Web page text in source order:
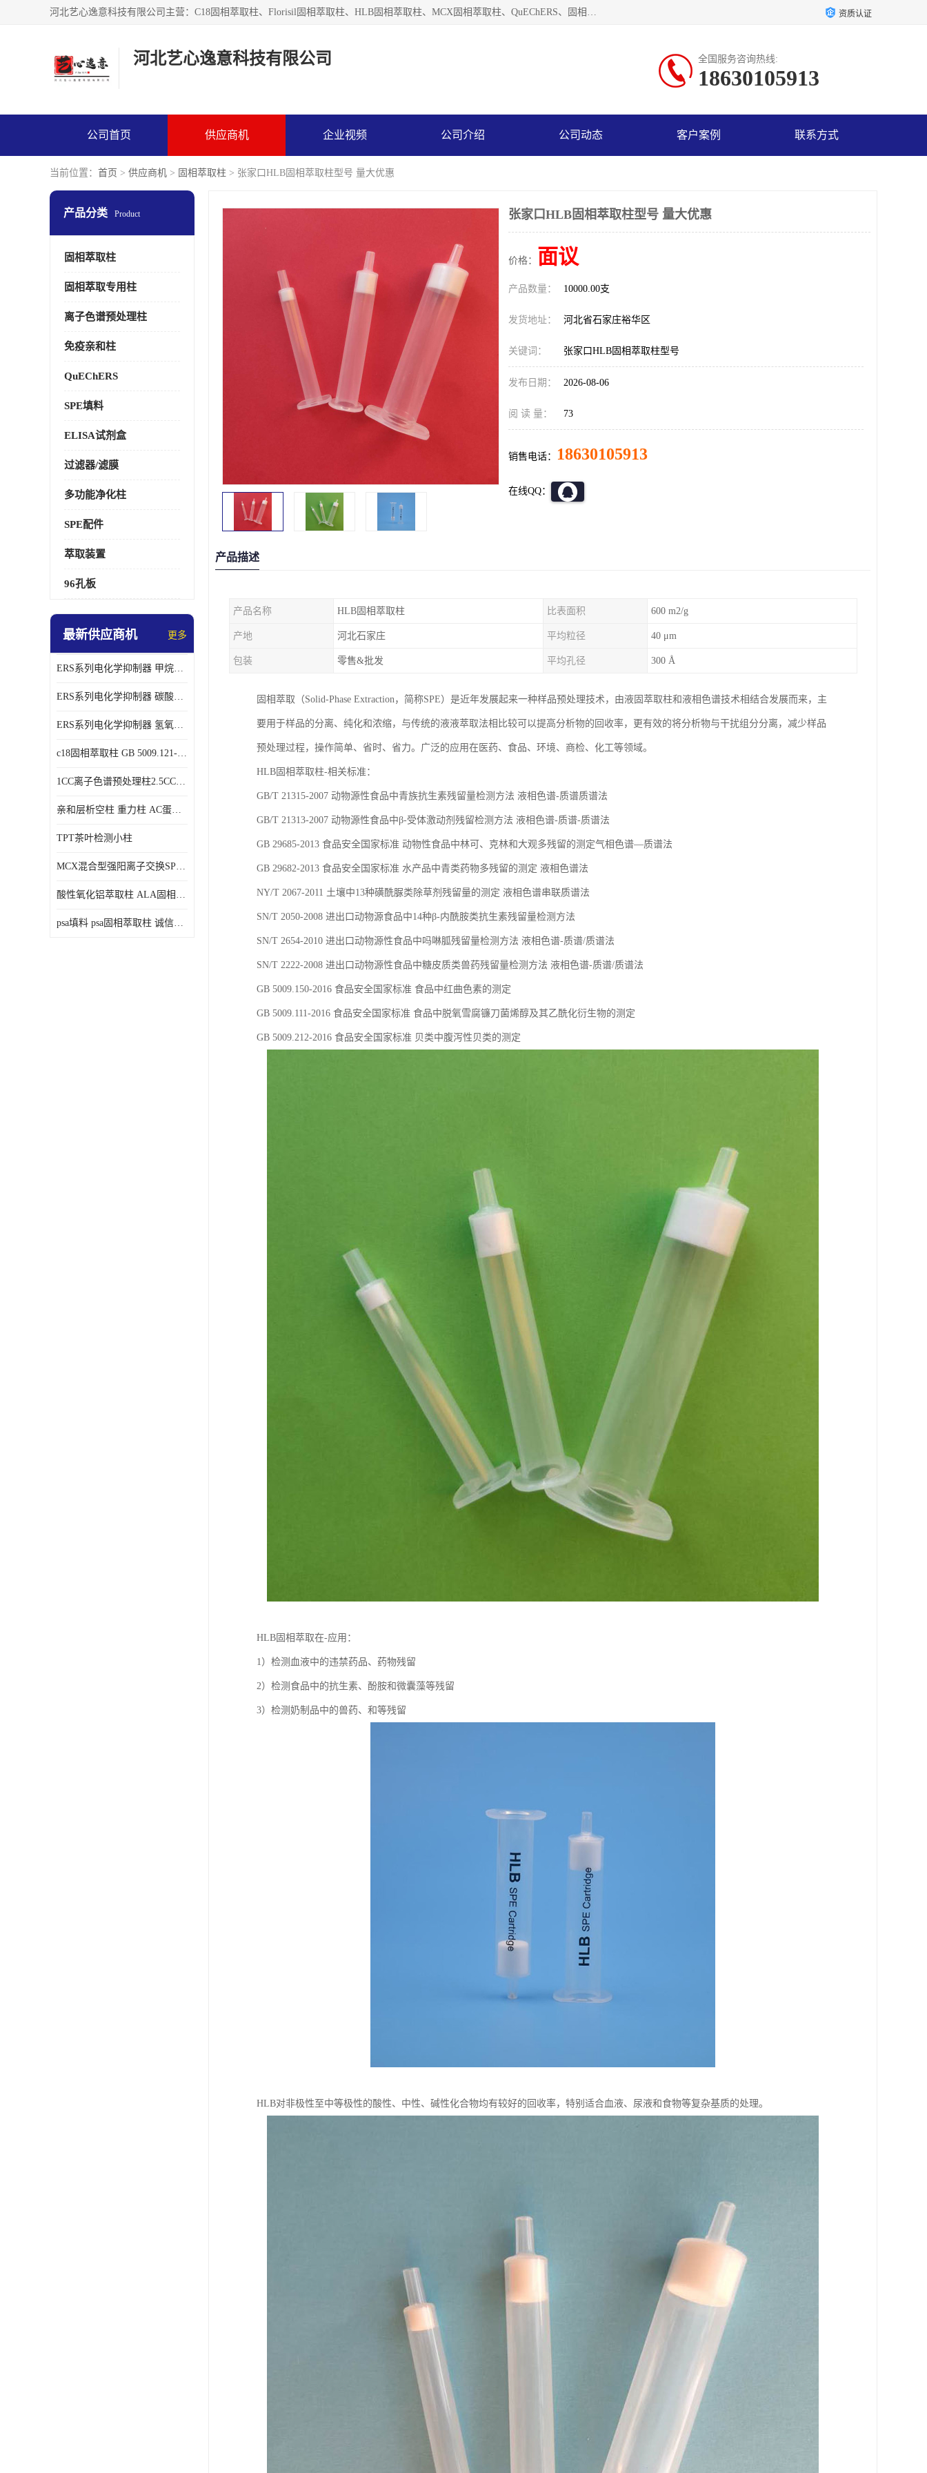
河北艺心逸意科技有限公司主营：C18固相萃取柱、Florisil固相萃取柱、HLB固相萃取柱、MCX固相萃取柱、QuEChERS、固相萃取空柱、针式过滤器 、固相萃取柱、黄曲霉毒素亲和柱。全国咨询热线：18630105913。河北艺心逸意科技有限公司接受来样定做，我们秉承着“顾客至上，锐意进取”的经营理念，坚持客户至上的原则为广大客户提供优质的服务，欢迎广大客户惠顾！免费咨询！ 资质认证
河北艺心逸意科技有限公司 全国服务咨询热线:
18630105913
公司首页 供应商机 企业视频 公司介绍 公司动态 客户案例 联系方式
当前位置： 首页 > 供应商机 > 固相萃取柱 > 张家口HLB固相萃取柱型号 量大优惠
产品分类 Product
固相萃取柱
固相萃取专用柱
离子色谱预处理柱
免疫亲和柱
QuEChERS
SPE填料
ELISA试剂盒
过滤器/滤膜
多功能净化柱
SPE配件
萃取装置
96孔板
最新供应商机 更多
ERS系列电化学抑制器 甲烷磺酸体系 实验器材
ERS系列电化学抑制器 碳酸盐体系 实验科研仪器 适配离子色谱仪产品
ERS系列电化学抑制器 氢氧根体系 检测灵敏度高 适用梯度淋洗 实验耗材
c18固相萃取柱 GB 5009.121-2016 spe柱
1CC离子色谱预处理柱2.5CC 50支/盒
亲和层析空柱 重力柱 AC蛋白纯化柱 蛋白层析柱
TPT茶叶检测小柱
MCX混合型强阳离子交换SPE柱60mg/3ml
酸性氧化铝萃取柱 ALA固相萃取柱
psa填料 psa固相萃取柱 诚信经营 来电咨询
张家口HLB固相萃取柱型号 量大优惠
价格： 面议
产品数量： 10000.00支
发货地址： 河北省石家庄裕华区
关键词： 张家口HLB固相萃取柱型号
发布日期： 2026-08-06
阅 读 量： 73
销售电话： 18630105913
在线QQ：
产品描述
产品名称 HLB固相萃取柱 比表面积 600 m2/g
产地 河北石家庄 平均粒径 40 μm
包装 零售&批发 平均孔径 300 Å
固相萃取（Solid-Phase Extraction，简称SPE）是近年发展起来一种样品预处理技术，由液固萃取柱和液相色谱技术相结合发展而来，主
要用于样品的分离、纯化和浓缩，与传统的液液萃取法相比较可以提高分析物的回收率，更有效的将分析物与干扰组分分离，减少样品
预处理过程，操作简单、省时、省力。广泛的应用在医药、食品、环境、商检、化工等领域。
HLB固相萃取柱-相关标准：
GB/T 21315-2007 动物源性食品中青族抗生素残留量检测方法 液相色谱-质谱质谱法
GB/T 21313-2007 动物源性食品中β-受体激动剂残留检测方法 液相色谱-质谱-质谱法
GB 29685-2013 食品安全国家标准 动物性食品中林可、克林和大观多残留的测定气相色谱—质谱法
GB 29682-2013 食品安全国家标准 水产品中青类药物多残留的测定 液相色谱法
NY/T 2067-2011 土壤中13种磺酰脲类除草剂残留量的测定 液相色谱串联质谱法
SN/T 2050-2008 进出口动物源食品中14种β-内酰胺类抗生素残留量检测方法
SN/T 2654-2010 进出口动物源性食品中吗啉胍残留量检测方法 液相色谱-质谱/质谱法
SN/T 2222-2008 进出口动物源性食品中糖皮质类兽药残留量检测方法 液相色谱-质谱/质谱法
GB 5009.150-2016 ⻝品安全国家标准 ⻝品中红曲⾊素的测定
GB 5009.111-2016 ⻝品安全国家标准 ⻝品中脱氧雪腐镰⼑菌烯醇及其⼄酰化衍⽣物的测定
GB 5009.212-2016 ⻝品安全国家标准 ⻉类中腹泻性⻉类的测定
HLB固相萃取在-应用：
1）检测血液中的违禁药品、药物残留
2）检测食品中的抗生素、酚胺和微囊藻等残留
3）检测奶制品中的兽药、和等残留
HLB对非极性至中等极性的酸性、中性、碱性化合物均有较好的回收率，特别适合血液、尿液和食物等复杂基质的处理。